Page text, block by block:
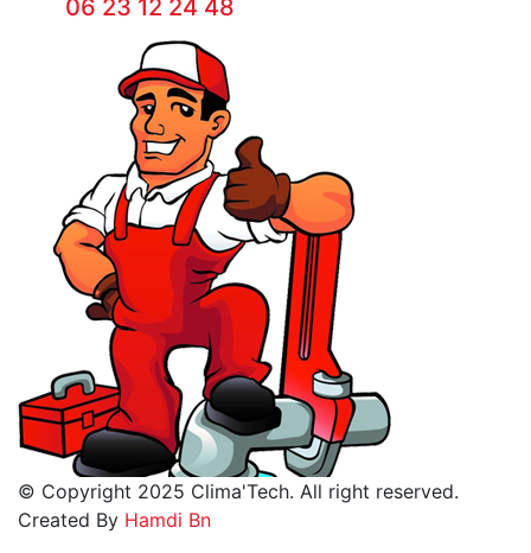
06 23 12 24 48
© Copyright 2025 Clima'Tech. All right reserved.
Created By Hamdi Bn